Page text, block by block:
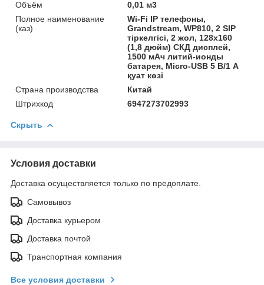
Объём
0,01 м3
Полное наименование
(каз)
Wi-Fi IP телефоны,
Grandstream, WP810, 2 SIP
тіркелгісі, 2 жол, 128x160
(1,8 дюйм) СКД дисплей,
1500 мАч литий-ионды
батарея, Micro-USB 5 В/1 А
қуат көзі
Страна производства
Китай
Штрихкод
6947273702993
Скрыть
Условия доставки
Доставка осуществляется только по предоплате.
Самовывоз
Доставка курьером
Доставка почтой
Транспортная компания
Все условия доставки